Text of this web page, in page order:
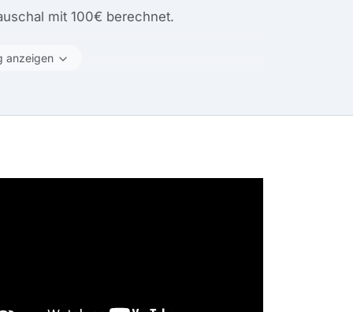
mit 100€ berechnet.
anzeigen